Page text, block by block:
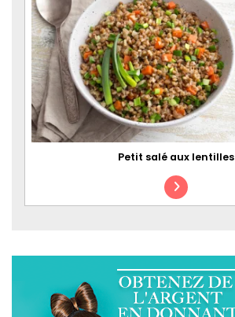
Petit salé aux lentilles